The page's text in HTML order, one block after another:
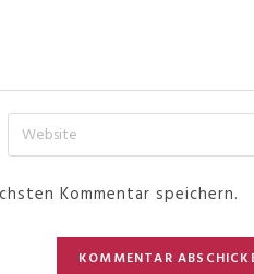
Kommentar speichern.